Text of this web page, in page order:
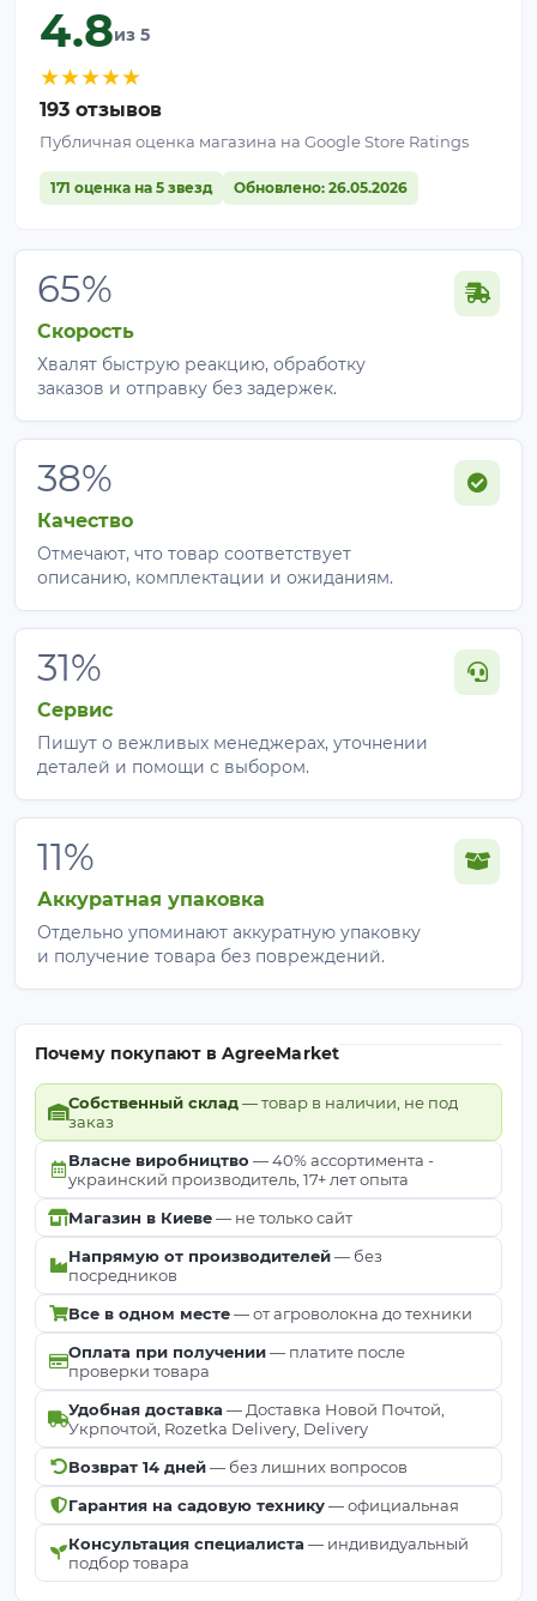
4.8из 5
★★★★★
193 отзывов
Публичная оценка магазина на Google Store Ratings
171 оценка на 5 звезд Обновлено: 26.05.2026
65%
Скорость
Хвалят быструю реакцию, обработку
заказов и отправку без задержек.
38%
Качество
Отмечают, что товар соответствует
описанию, комплектации и ожиданиям.
31%
Сервис
Пишут о вежливых менеджерах, уточнении
деталей и помощи с выбором.
11%
Аккуратная упаковка
Отдельно упоминают аккуратную упаковку
и получение товара без повреждений.
Почему покупают в AgreeMarket
Собственный склад— товар в наличии, не под
заказ
Власне виробництво — 40% ассортимента -
украинский производитель, 17+ лет опыта
Магазин в Киеве— не только сайт
Напрямую от производителей— без
посредников
Все в одном месте— от агроволокна до техники
Оплата при получении— платите после
проверки товара
Удобная доставка — Доставка Новой Почтой,
Укрпочтой, Rozetka Delivery, Delivery
Возврат 14 дней— без лишних вопросов
Гарантия на садовую технику— официальная
Консультация специалиста — индивидуальный
подбор товара